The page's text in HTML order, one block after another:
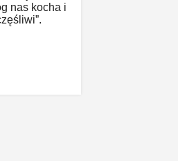
nas kocha i